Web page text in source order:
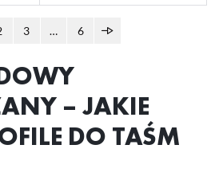
3 … 6
– JAKIE
DO TAŚM